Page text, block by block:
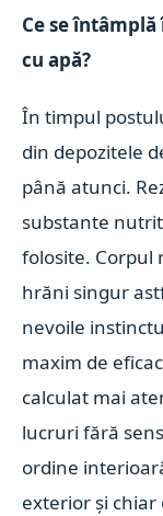
Ce se
cu apă?
În timpul
din depozitele
până atunci.
substante
folosite. Corpul
hrăni singur
nevoile
maxim de
calculat mai
lucruri fără
ordine
exterior și